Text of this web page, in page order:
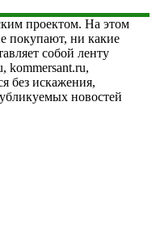
проектом. На этом
покупают, ни какие
собой ленту
kommersant.ru,
без искажения,
новостей